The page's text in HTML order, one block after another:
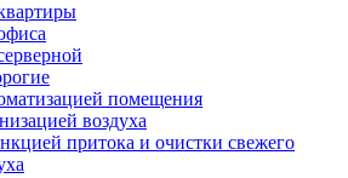
помещения
воздуха
притока и очистки свежего